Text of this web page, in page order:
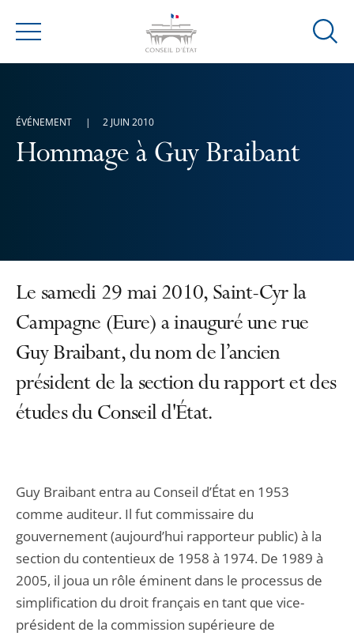
Menu
Ouvrir
Hommage à Guy Braibant
ÉVÉNEMENT 2 JUIN 2010
Le samedi 29 mai 2010, Saint-Cyr la
Campagne (Eure) a inauguré une rue
Guy Braibant, du nom de l’ancien
président de la section du rapport et des
études du Conseil d'État.
Guy Braibant entra au Conseil d’État en 1953
comme auditeur. Il fut commissaire du
gouvernement (aujourd’hui rapporteur public) à la
section du contentieux de 1958 à 1974. De 1989 à
2005, il joua un rôle éminent dans le processus de
simplification du droit français en tant que vice-
président de la commission supérieure de